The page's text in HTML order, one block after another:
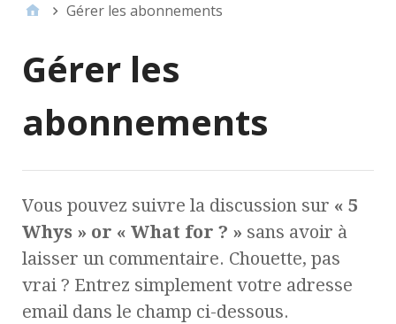
Gérer les abonnements
Gérer les
abonnements
Vous pouvez suivre la discussion sur « 5
Whys » or « What for ? » sans avoir à
laisser un commentaire. Chouette, pas
vrai ? Entrez simplement votre adresse
email dans le champ ci-dessous.